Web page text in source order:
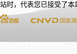
时，代表您已接受了本